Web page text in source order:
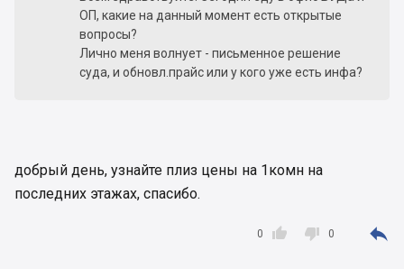
ОП, какие на данный момент есть открытые
вопросы?
Лично меня волнует - письменное решение
суда, и обновл.прайс или у кого уже есть инфа?
добрый день, узнайте плиз цены на 1комн на
последних этажах, спасибо.

0  0 